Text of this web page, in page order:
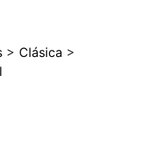
> Clásica >